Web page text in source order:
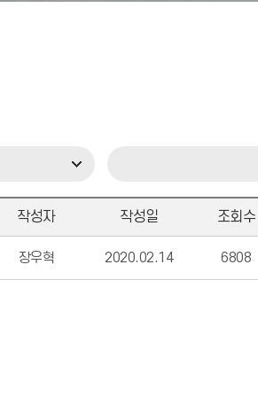
작성자 작성일 조회수
장우혁 2020.02.14 6808